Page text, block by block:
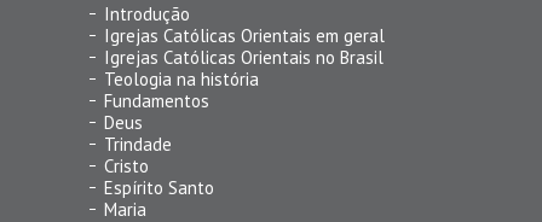
Introdução
Igrejas Católicas Orientais em geral
Igrejas Católicas Orientais no Brasil
Teologia na história
Fundamentos
Deus
Trindade
Cristo
Espírito Santo
Maria